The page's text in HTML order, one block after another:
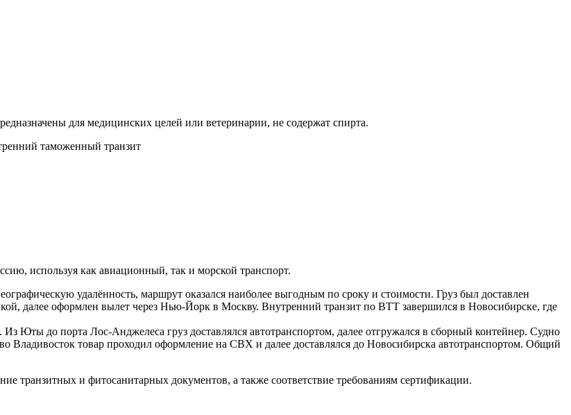
для медицинских целей или ветеринарии, не содержат спирта.
таможенный транзит
используя как авиационный, так и морской транспорт.
удалённость, маршрут оказался наиболее выгодным по сроку и стоимости. Груз был доставлен
далее оформлен вылет через Нью-Йорк в Москву. Внутренний транзит по ВТТ завершился в Новосибирске, где
Юты до порта Лос-Анджелеса груз доставлялся автотранспортом, далее отгружался в сборный контейнер. Судно
Владивосток товар проходил оформление на СВХ и далее доставлялся до Новосибирска автотранспортом. Общий
транзитных и фитосанитарных документов, а также соответствие требованиям сертификации.